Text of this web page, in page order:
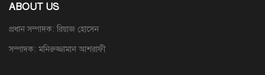
ABOUT US
প্রধান সম্পাদক: রিয়াজ হোসেন
সম্পাদক: মনিরুজ্জামান আশরাফী